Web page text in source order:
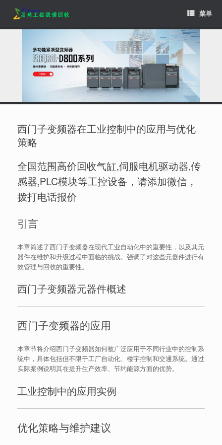
content
菜单
西门子变频器在工业控制中的应用与优化
策略
全国范围高价回收气缸,伺服电机驱动器,传
感器,PLC模块等工控设备，请添加微信，
拨打电话报价
引言
本章简述了西门子变频器在现代工业自动化中的重要性，以及其元
器件在维护和升级过程中面临的挑战。强调了对这些元器件进行有
效管理与回收的重要性。
西门子变频器元器件概述
西门子变频器的应用
本章节将介绍西门子变频器如何被广泛应用于不同行业中的控制系
统中，具体包括但不限于工厂自动化、楼宇控制和交通系统。通过
实际案例说明其在提升生产效率、节约能源方面的优势。
工业控制中的应用实例
优化策略与维护建议